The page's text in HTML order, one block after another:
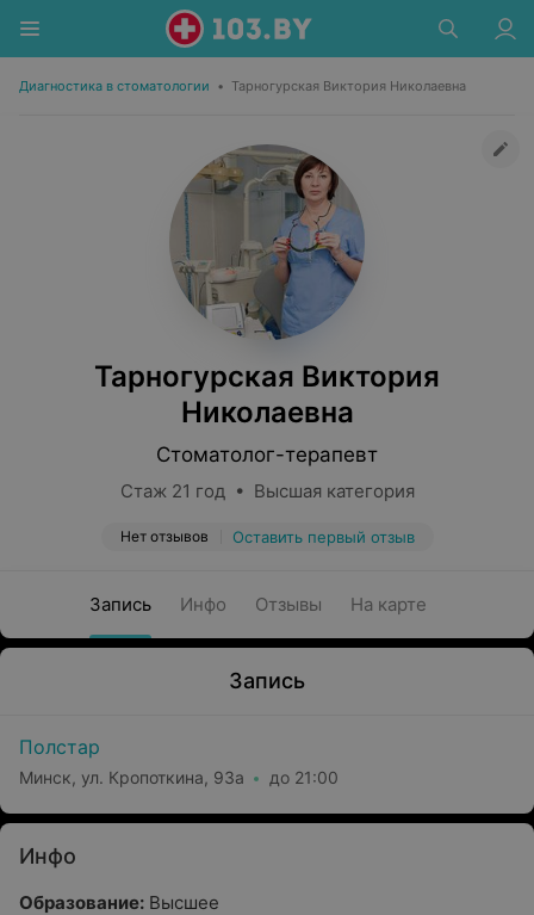
Диагностика в стоматологии • Тарногурская Виктория Николаевна
Тарногурская Виктория
Николаевна
Стоматолог-терапевт
Стаж 21 год • Высшая категория
Нет отзывов Оставить первый отзыв
Запись Инфо Отзывы На карте
Запись
Полстар
Минск, ул. Кропоткина, 93а до 21:00
Инфо
Образование: Высшее